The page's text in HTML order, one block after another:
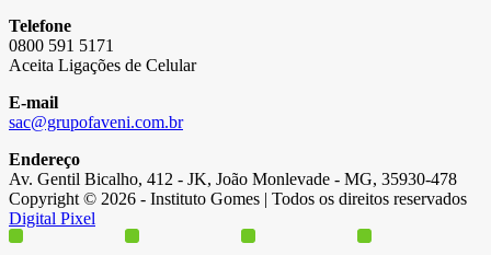
Telefone
0800 591 5171
Aceita Ligações de Celular
E-mail
sac@grupofaveni.com.br
Endereço
Av. Gentil Bicalho, 412 - JK, João Monlevade - MG, 35930-478
Copyright © 2026 - Instituto Gomes | Todos os direitos reservados
Digital Pixel